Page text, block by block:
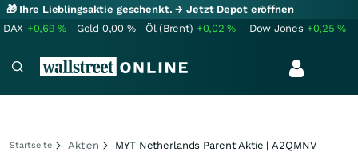
🎁 Ihre Lieblingsaktie geschenkt.→ Jetzt Depot eröffnen
DAX +0,69% Gold 0,00 % Öl (Brent) +0,02% Dow Jones +0,25%
Startseite Aktien MYT Netherlands Parent Aktie | A2QMNV